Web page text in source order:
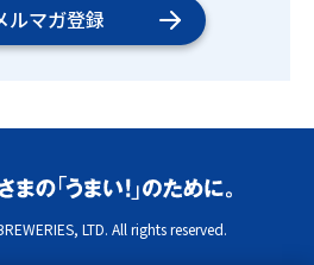
ルマガ登録
LTD. All rights reserved.